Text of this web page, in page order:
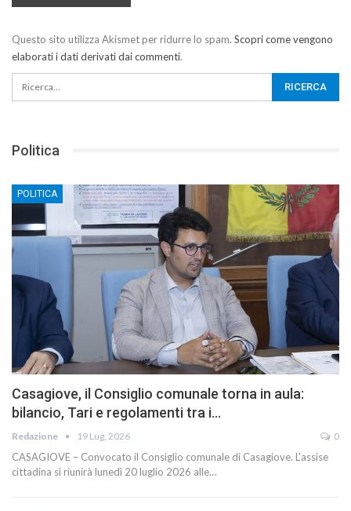
Questo sito utilizza Akismet per ridurre lo spam. Scopri come vengono
elaborati i dati derivati dai commenti.
Politica
POLITICA
Casagiove, il Consiglio comunale torna in aula:
bilancio, Tari e regolamenti tra i…
Redazione 19 Lug, 2026 0
CASAGIOVE – Convocato il Consiglio comunale di Casagiove. L'assise
cittadina si riunirà lunedì 20 luglio 2026 alle…